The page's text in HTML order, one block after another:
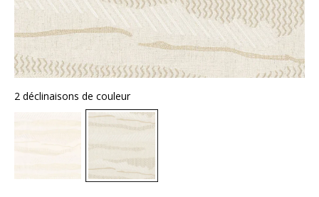
2 déclinaisons de couleur